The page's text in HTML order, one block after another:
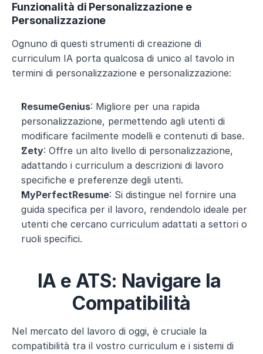
Funzionalità di Personalizzazione e
Personalizzazione
Ognuno di questi strumenti di creazione di
curriculum IA porta qualcosa di unico al tavolo in
termini di personalizzazione e personalizzazione:
ResumeGenius: Migliore per una rapida
personalizzazione, permettendo agli utenti di
modificare facilmente modelli e contenuti di base.
Zety: Offre un alto livello di personalizzazione,
adattando i curriculum a descrizioni di lavoro
specifiche e preferenze degli utenti.
MyPerfectResume: Si distingue nel fornire una
guida specifica per il lavoro, rendendolo ideale per
utenti che cercano curriculum adattati a settori o
ruoli specifici.
IA e ATS: Navigare la
Compatibilità
Nel mercato del lavoro di oggi, è cruciale la
compatibilità tra il vostro curriculum e i sistemi di